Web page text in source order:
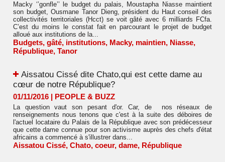
Macky ‘’gonfle’’ le budget du palais, Moustapha Niasse maintient
son budget, Ousmane Tanor Dieng, président du Haut conseil des
collectivités territoriales (Hcct) se voit gâté avec 6 milliards FCfa.
C’est du moins le constat fait en parcourant le projet de budget
alloué aux institutions de la...
Budgets, gâté, institutions, Macky, maintien, Niasse,
République, Tanor
​Aissatou Cissé dite Chato,qui est cette dame au
cœur de notre République?
01/11/2016 | PEOPLE & BUZZ
La question vaut son pesant d'or. Car, de nos réseaux de
renseignements nous tenons que c'est à la suite des déboires de
l'actuel locataire du Palais de la République avec son prédécesseur
que cette dame connue pour son activisme auprès des chefs d'état
africains a commencé à s'illustrer dans...
​Aissatou Cissé, Chato, coeur, dame, République